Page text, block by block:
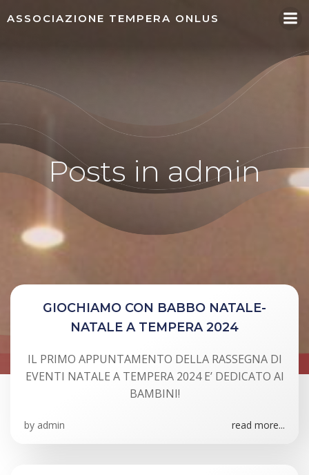
al
ASSOCIAZIONE TEMPERA ONLUS
Posts in admin
GIOCHIAMO CON BABBO NATALE-
NATALE A TEMPERA 2024
IL PRIMO APPUNTAMENTO DELLA RASSEGNA DI
EVENTI NATALE A TEMPERA 2024 E’ DEDICATO AI
BAMBINI!
by admin read more...